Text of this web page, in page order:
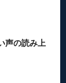
声の読み上